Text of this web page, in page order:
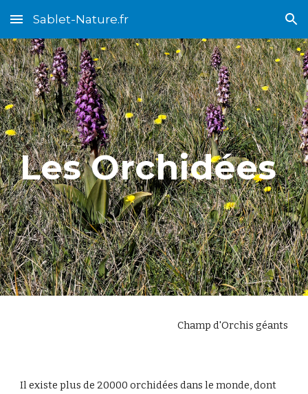
Skip to main content Skip to navigation
Sablet-Nature.fr
Les Orchidées
Champ d'Orchis géants
Il existe plus de 20000 orchidées dans le monde, dont